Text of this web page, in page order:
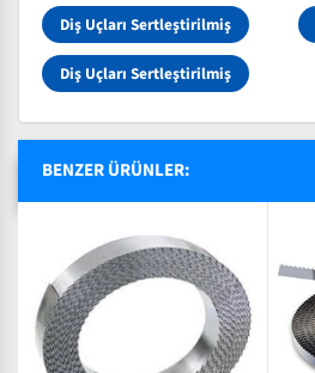
Diş Uçları Sertleştirilmiş
Diş Uçları Sertleştirilmiş
BENZER ÜRÜNLER: